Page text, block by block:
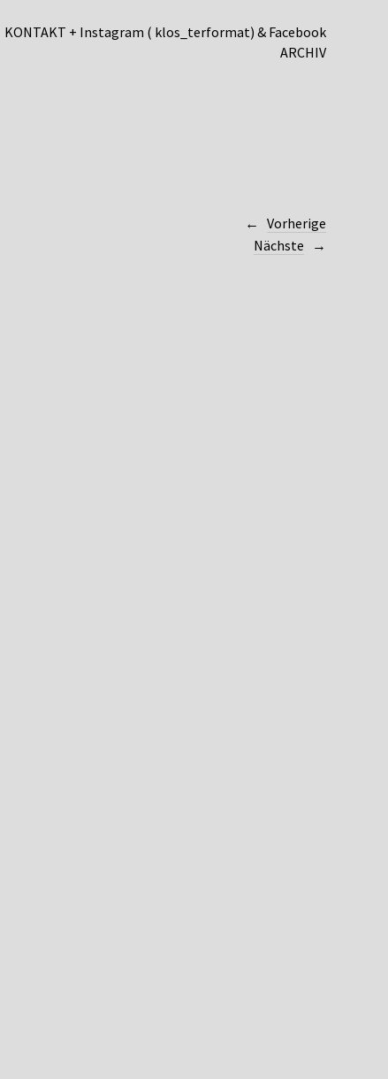
KONTAKT + Instagram ( klos_terformat) & Facebook
ARCHIV
Vorherige
Nächste